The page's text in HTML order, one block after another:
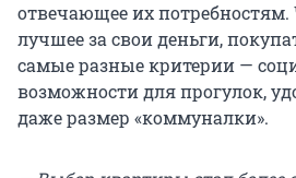
отвечающее их
лучшее за свои деньги,
самые разные критерии —
возможности для прогулок,
даже размер «коммуналки».